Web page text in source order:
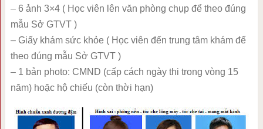
– 6 ảnh 3×4 ( Học viên lên văn phòng chụp để theo đúng
mẫu Sở GTVT )
– Giấy khám sức khỏe ( Học viên đến trung tâm khám để
theo đúng mẫu Sở GTVT )
– 1 bản photo: CMND (cấp cách ngày thi trong vòng 15
năm) hoặc hộ chiếu (còn thời hạn)